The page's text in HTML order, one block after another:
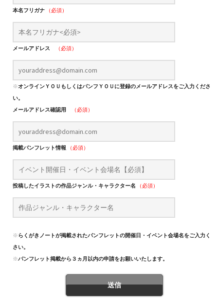
本名フリガナ （必須）
メールアドレス （必須）
※オンラインＹＯＵもしくはパンフＹＯＵに登録のメールアドレスをご入力くださ
い。
メールアドレス確認用
（必須）
掲載パンフレット情報 （必須）
投稿したイラストの作品ジャンル・キャラクター名 （必須）
※ らくがきノートが掲載されたパンフレットの開催日・イベント会場名をご入力くだ
さい。
※パンフレット掲載から３ヵ月以内の申請をお願いいたします。